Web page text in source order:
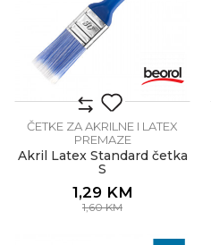
ČETKE ZA AKRILNE I LATEX
PREMAZE
Akril Latex Standard četka
S
1,29 KM
1,60KM